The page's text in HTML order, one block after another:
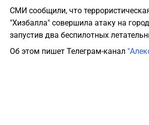
СМИ сообщили, что
"Хизбалла" совершила атаку на
запустив два беспилотных
Об этом пишет Телеграм-канал